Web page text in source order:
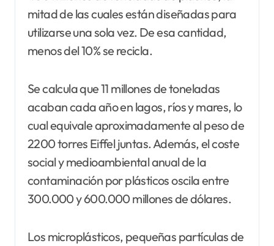
mitad de las cuales están diseñadas para
utilizarse una sola vez. De esa cantidad,
menos del 10% se recicla.
Se calcula que 11 millones de toneladas
acaban cada año en lagos, ríos y mares, lo
cual equivale aproximadamente al peso de
2200 torres Eiffel juntas. Además, el coste
social y medioambiental anual de la
contaminación por plásticos oscila entre
300.000 y 600.000 millones de dólares.
Los microplásticos, pequeñas partículas de